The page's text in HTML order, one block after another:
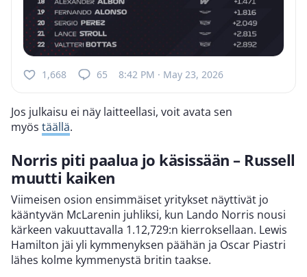
1,668 65 8:42 PM · May 23, 2026
Jos julkaisu ei näy laitteellasi, voit avata sen
myös täällä.
Norris piti paalua jo käsissään – Russell
muutti kaiken
Viimeisen osion ensimmäiset yritykset näyttivät jo
kääntyvän McLarenin juhliksi, kun Lando Norris nousi
kärkeen vakuuttavalla 1.12,729:n kierroksellaan. Lewis
Hamilton jäi yli kymmenyksen päähän ja Oscar Piastri
lähes kolme kymmenystä britin taakse.